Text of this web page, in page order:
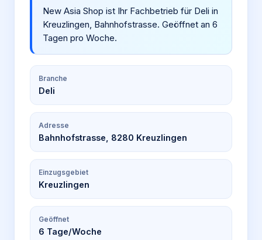
New Asia Shop ist Ihr Fachbetrieb für Deli in
Kreuzlingen, Bahnhofstrasse. Geöffnet an 6
Tagen pro Woche.
Branche
Deli
Adresse
Bahnhofstrasse, 8280 Kreuzlingen
Einzugsgebiet
Kreuzlingen
Geöffnet
6 Tage/Woche